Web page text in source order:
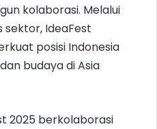
kolaborasi. Melalui
IdeaFest
posisi Indonesia
budaya di Asia
2025 berkolaborasi